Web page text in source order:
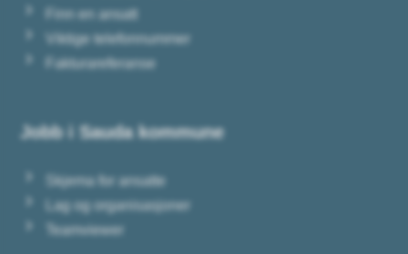
Finn en ansatt
Viktige telefonnummer
Fakturareferanse
Jobb i Sauda kommune
Skjema for ansatte
Lag og organisasjoner
Teamviewer